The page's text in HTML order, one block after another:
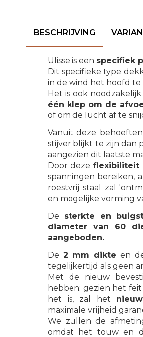
BESCHRIJVING
Ulisse is een specifiek
Dit specifieke type
in de wind het hoofd te
Het is ook noodzakelijk
één klep om de
of om de lucht af te
Vanuit deze
stijver blijkt te zijn dan
aangezien dit laatste
Door deze flexibiliteit
spanningen bereiken,
roestvrij staal zal
en mogelijke vorming
De sterkte en
diameter van 60
aangeboden.
De2 mm dikte en
tegelijkertijd als geen
Met de nieuw
hebben: gezien het
het is, zal het
maximale vrijheid
We zullen de
omdat het touw en